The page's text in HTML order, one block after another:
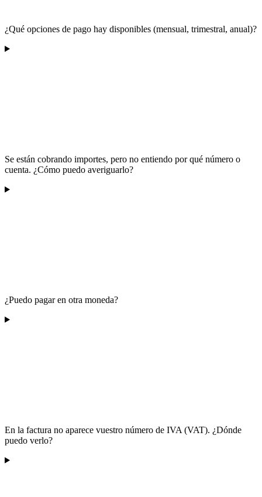
¿Qué opciones de pago hay disponibles (mensual, trimestral, anual)?
Se están cobrando importes, pero no entiendo por qué número o
cuenta. ¿Cómo puedo averiguarlo?
¿Puedo pagar en otra moneda?
En la factura no aparece vuestro número de IVA (VAT). ¿Dónde
puedo verlo?